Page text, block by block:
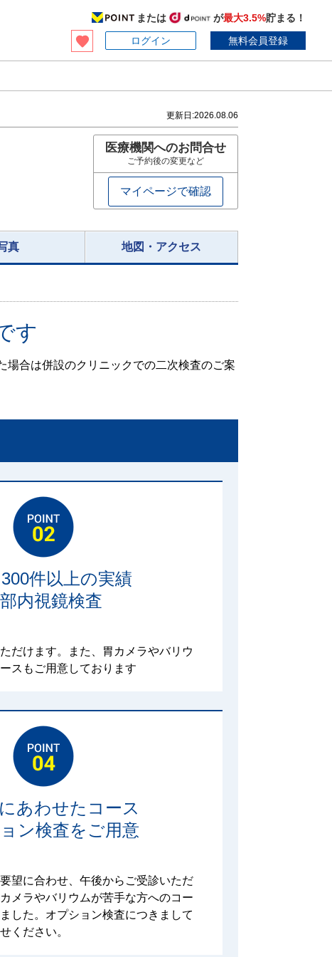
または が最大3.5%貯まる！
ログイン
無料会員登録
更新日:2026.08.06
医療機関へのお問合せ
ご予約後の変更など
マイページで確認
真 地図・アクセス
す
合は併設のクリニックでの二次検査のご案
件以上の実績
内視鏡検査
だけます。また、胃カメラやバリウ
スもご用意しております
あわせたコース
ン検査をご用意
望に合わせ、午後からご受診いただ
メラやバリウムが苦手な方へのコー
した。オプション検査につきまして
ください。